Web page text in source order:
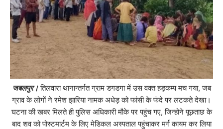
जबलपुर।तिलवारा थानान्तर्गत ग्राम डगडगा में उस वक्त हड़कम्प मच गया, जब
ग्राव के लोगों ने रमेश झारिया नामक अधेड़ को फांसी के फंदे पर लटकते देखा।
घटना की खबर मिलते ही पुलिस अधिकारी मौके पर पहुंच गए, जिन्होने पूछताछ के
बाद शव को पोस्टमार्टम के लिए मेडिकल अस्पताल पहुंचाकर मर्ग कायम कर लिया